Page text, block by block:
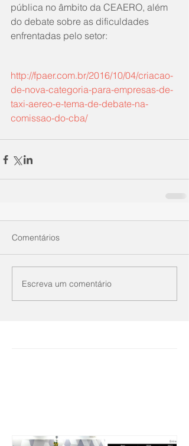
pública no âmbito da CEAERO, além
do debate sobre as dificuldades
enfrentadas pelo setor:
http://fpaer.com.br/2016/10/04/criacao-
de-nova-categoria-para-empresas-de-
taxi-aereo-e-tema-de-debate-na-
comissao-do-cba/
Comentários
Escreva um comentário